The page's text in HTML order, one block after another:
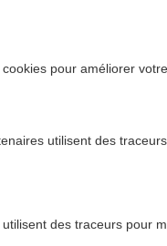
pour améliorer
utilisent des
des traceurs pour